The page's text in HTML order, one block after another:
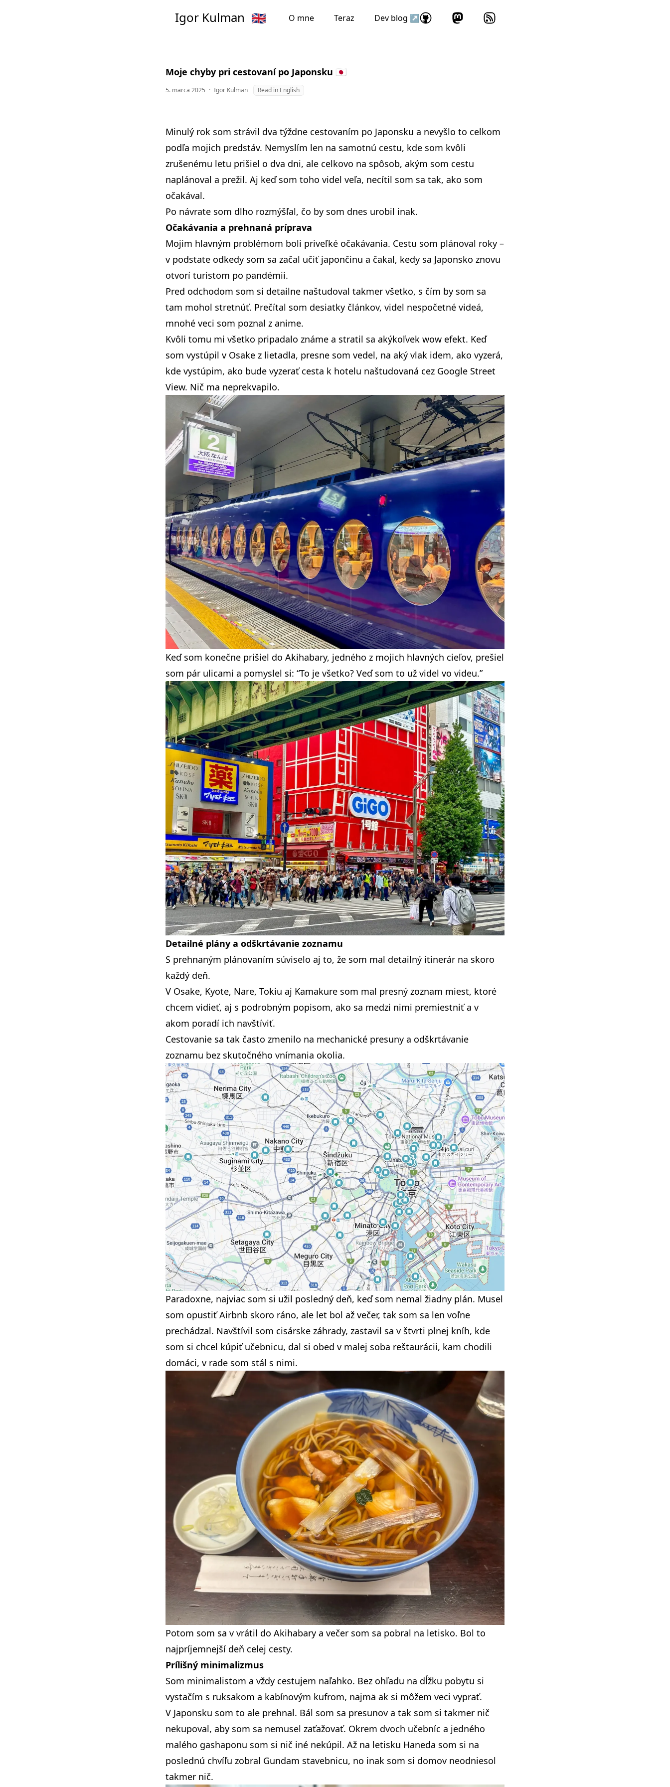
Igor Kulman 🇬🇧 O mne Teraz Dev blog ↗
Moje chyby pri cestovaní po Japonsku 🇯🇵
5. marca 2025 · Igor Kulman Read in English
Minulý rok som strávil dva týždne cestovaním po Japonsku a nevyšlo to celkom
podľa mojich predstáv. Nemyslím len na samotnú cestu, kde som kvôli
zrušenému letu prišiel o dva dni, ale celkovo na spôsob, akým som cestu
naplánoval a prežil. Aj keď som toho videl veľa, necítil som sa tak, ako som
očakával.
Po návrate som dlho rozmýšľal, čo by som dnes urobil inak.
Očakávania a prehnaná príprava
Mojim hlavným problémom boli priveľké očakávania. Cestu som plánoval roky –
v podstate odkedy som sa začal učiť japončinu a čakal, kedy sa Japonsko znovu
otvorí turistom po pandémii.
Pred odchodom som si detailne naštudoval takmer všetko, s čím by som sa
tam mohol stretnúť. Prečítal som desiatky článkov, videl nespočetné videá,
mnohé veci som poznal z anime.
Kvôli tomu mi všetko pripadalo známe a stratil sa akýkoľvek wow efekt. Keď
som vystúpil v Osake z lietadla, presne som vedel, na aký vlak idem, ako vyzerá,
kde vystúpim, ako bude vyzerať cesta k hotelu naštudovaná cez Google Street
View. Nič ma neprekvapilo.
Keď som konečne prišiel do Akihabary, jedného z mojich hlavných cieľov, prešiel
som pár ulicami a pomyslel si: “To je všetko? Veď som to už videl vo videu.”
Detailné plány a odškrtávanie zoznamu
S prehnaným plánovaním súviselo aj to, že som mal detailný itinerár na skoro
každý deň.
V Osake, Kyote, Nare, Tokiu aj Kamakure som mal presný zoznam miest, ktoré
chcem vidieť, aj s podrobným popisom, ako sa medzi nimi premiestniť a v
akom poradí ich navštíviť.
Cestovanie sa tak často zmenilo na mechanické presuny a odškrtávanie
zoznamu bez skutočného vnímania okolia.
Paradoxne, najviac som si užil posledný deň, keď som nemal žiadny plán. Musel
som opustiť Airbnb skoro ráno, ale let bol až večer, tak som sa len voľne
prechádzal. Navštívil som cisárske záhrady, zastavil sa v štvrti plnej kníh, kde
som si chcel kúpiť učebnicu, dal si obed v malej soba reštaurácii, kam chodili
domáci, v rade som stál s nimi.
Potom som sa v vrátil do Akihabary a večer som sa pobral na letisko. Bol to
najpríjemnejší deň celej cesty.
Prílišný minimalizmus
Som minimalistom a vždy cestujem naľahko. Bez ohľadu na dĺžku pobytu si
vystačím s ruksakom a kabínovým kufrom, najmä ak si môžem veci vyprať.
V Japonsku som to ale prehnal. Bál som sa presunov a tak som si takmer nič
nekupoval, aby som sa nemusel zaťažovať. Okrem dvoch učebníc a jedného
malého gashaponu som si nič iné nekúpil. Až na letisku Haneda som si na
poslednú chvíľu zobral Gundam stavebnicu, no inak som si domov neodniesol
takmer nič.